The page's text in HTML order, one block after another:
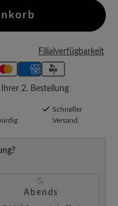
Filialverfügbarkeit
2. Bestellung
Schneller
Versand
Abends